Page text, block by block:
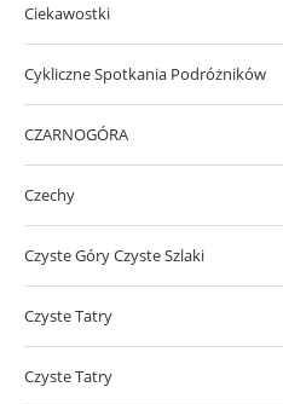
Ciekawostki
Cykliczne Spotkania Podróżników
CZARNOGÓRA
Czechy
Czyste Góry Czyste Szlaki
Czyste Tatry
Czyste Tatry